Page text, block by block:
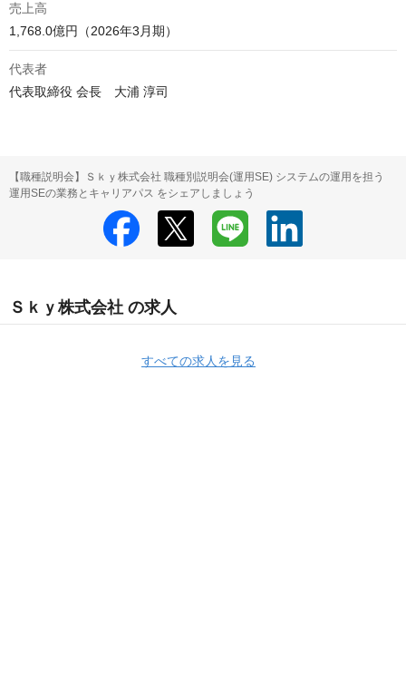
売上高
1,768.0億円（2026年3月期）
代表者
代表取締役 会長　大浦 淳司
【職種説明会】Ｓｋｙ株式会社 職種別説明会(運用SE) システムの運用を担う
運用SEの業務とキャリアパス をシェアしましょう
Ｓｋｙ株式会社 の求人
すべての求人を見る